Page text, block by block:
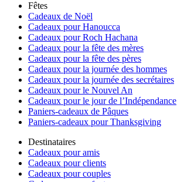
Fêtes
Cadeaux de Noël
Cadeaux pour Hanoucca
Cadeaux pour Roch Hachana
Cadeaux pour la fête des mères
Cadeaux pour la fête des pères
Cadeaux pour la journée des hommes
Cadeaux pour la journée des secrétaires
Cadeaux pour le Nouvel An
Cadeaux pour le jour de l’Indépendance
Paniers-cadeaux de Pâques
Paniers-cadeaux pour Thanksgiving
Destinataires
Cadeaux pour amis
Cadeaux pour clients
Cadeaux pour couples